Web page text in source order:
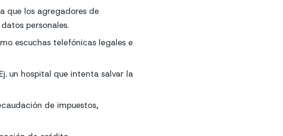
que los agregadores de
personales.
escuchas telefónicas legales e
un hospital que intenta salvar la
de impuestos,